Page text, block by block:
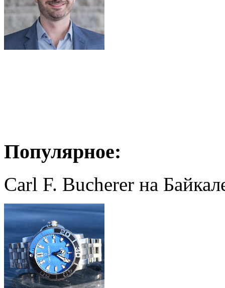
Популярное:
Carl F. Bucherer на